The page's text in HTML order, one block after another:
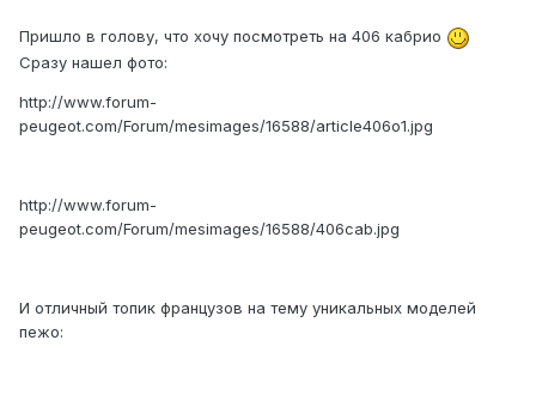
Пришло в голову, что хочу посмотреть на 406 кабрио
Сразу нашел фото:
http://www.forum-
peugeot.com/Forum/mesimages/16588/article406o1.jpg
http://www.forum-
peugeot.com/Forum/mesimages/16588/406cab.jpg
И отличный топик французов на тему уникальных моделей
пежо: